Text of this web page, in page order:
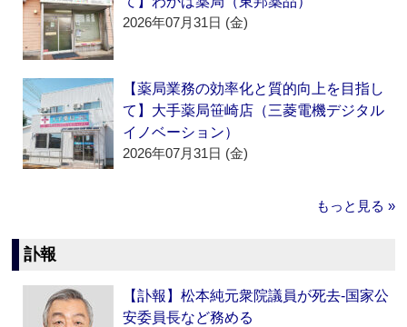
2026年07月31日 (金)
【薬局業務の効率化と質的向上を目指し
て】大手薬局笹崎店（三菱電機デジタル
イノベーション）
2026年07月31日 (金)
もっと見る »
訃報
【訃報】松本純元衆院議員が死去‐国家公
安委員長など務める